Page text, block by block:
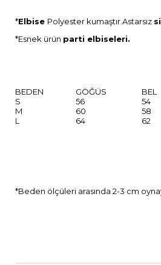
*Elbise Polyester kumaştır.Astarsız
*Esnek ürün parti elbiseleri.
BEDEN GÖĞÜS BEL
S
56 54
M
60 58
L
64 62
*Beden ölçüleri arasında 2-3 cm